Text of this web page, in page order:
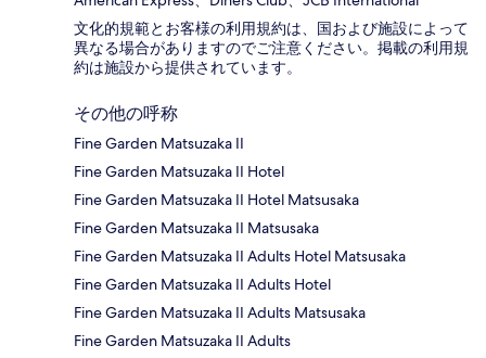
文化的規範とお客様の利用規約は、国および施設によって
異なる場合がありますのでご注意ください。掲載の利用規
約は施設から提供されています。
その他の呼称
Fine Garden Matsuzaka II
Fine Garden Matsuzaka II Hotel
Fine Garden Matsuzaka II Hotel Matsusaka
Fine Garden Matsuzaka II Matsusaka
Fine Garden Matsuzaka II Adults Hotel Matsusaka
Fine Garden Matsuzaka II Adults Hotel
Fine Garden Matsuzaka II Adults Matsusaka
Fine Garden Matsuzaka II Adults